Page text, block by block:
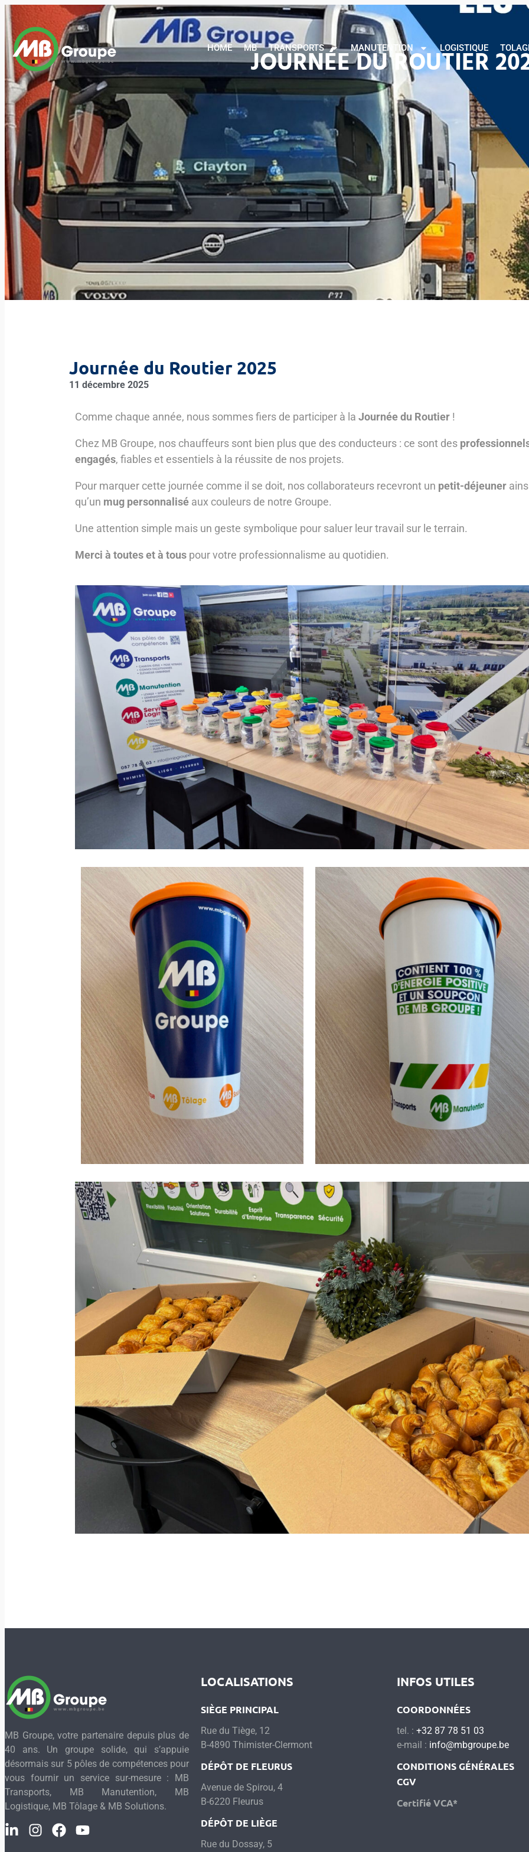
HOME MB TRANSPORTS MANUTENTION LOGISTIQUE
HOME MB TRANSPORTS MANUTENTION
JOURNÉE DU ROUTIER
Journée du Routier 2025
11 décembre 2025
Comme chaque année, nous sommes fiers de participer à la Journée du Routier !
Chez MB Groupe, nos chauffeurs sont bien plus que des conducteurs : ce sont des
engagés, fiables et essentiels à la réussite de nos projets.
Pour marquer cette journée comme il se doit, nos collaborateurs recevront un petit-déjeuner
qu’un mug personnalisé aux couleurs de notre Groupe.
Une attention simple mais un geste symbolique pour saluer leur travail sur le terrain.
Merci à toutes et à tous pour votre professionnalisme au quotidien.
MB Groupe, votre partenaire depuis plus de
40 ans. Un groupe solide, qui s’appuie
désormais sur 5 pôles de compétences pour
vous fournir un service sur-mesure : MB
Transports, MB Manutention, MB
Logistique, MB Tôlage & MB Solutions.
LOCALISATIONS
SIÈGE PRINCIPAL
Rue du Tiège, 12
B-4890 Thimister-Clermont
DÉPÔT DE FLEURUS
Avenue de Spirou, 4
B-6220 Fleurus
DÉPÔT DE LIÈGE
Rue du Dossay, 5
INFOS UTILES
COORDONNÉES
tel. : +32 87 78 51 03
e-mail : info@mbgroupe.be
CONDITIONS GÉNÉRALES
CGV
Certifié VCA*